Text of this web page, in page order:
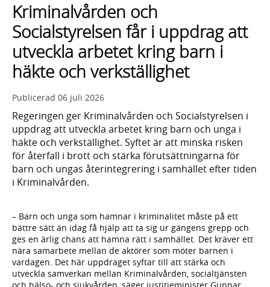
lista
med
sökförslag
Kriminalvården och
Socialstyrelsen får i uppdrag att
utveckla arbetet kring barn i
häkte och verkställighet
Publicerad 06 juli 2026
Regeringen ger Kriminalvården och Socialstyrelsen i
uppdrag att utveckla arbetet kring barn och unga i
häkte och verkställighet. Syftet är att minska risken
för återfall i brott och stärka förutsättningarna för
barn och ungas återintegrering i samhället efter tiden
i Kriminalvården.
– Barn och unga som hamnar i kriminalitet måste på ett
bättre sätt än idag få hjälp att ta sig ur gängens grepp och
ges en ärlig chans att hamna rätt i samhället. Det kräver ett
nära samarbete mellan de aktörer som möter barnen i
vardagen. Det här uppdraget syftar till att stärka och
utveckla samverkan mellan Kriminalvården, socialtjänsten